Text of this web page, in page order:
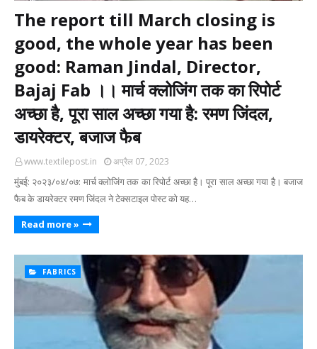
The report till March closing is
good, the whole year has been
good: Raman Jindal, Director,
Bajaj Fab ।। मार्च क्‍लोजिंग तक का रिपोर्ट
अच्‍छा है, पूरा साल अच्‍छा गया है: रमण जिंदल,
डायरेक्‍टर, बजाज फैब
www.textilepost.in अप्रैल 07, 2023
मुंबई: २०२३/०४/०७: मार्च क्‍लोजिंग तक का रिपोर्ट अच्‍छा है। पूरा साल अच्‍छा गया है। बजाज
फैब के डायरेक्‍टर रमण जिंदल ने टेक्‍सटाइल पोस्‍ट को यह…
Read more »
FABRICS